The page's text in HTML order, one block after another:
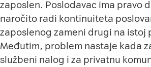
zaposlen. Poslodavac ima pravo
naročito radi kontinuiteta
zaposlenog zameni drugi na istoj
Međutim, problem nastaje kada
službeni nalog i za privatnu